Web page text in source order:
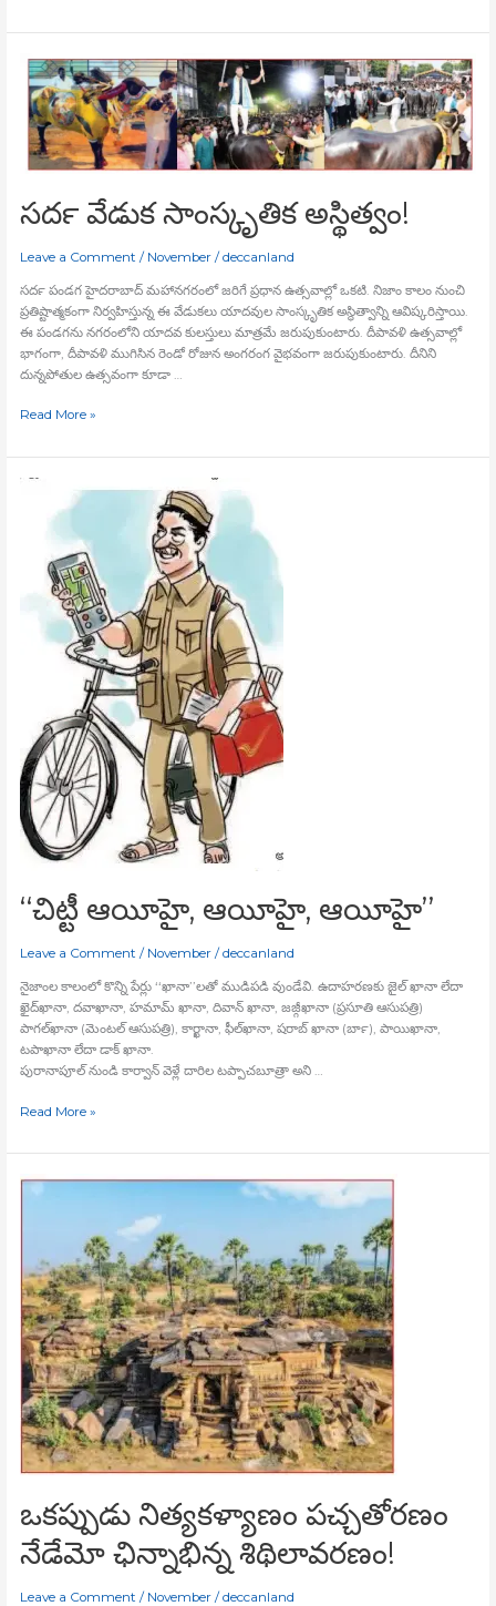
సదర్‍ వేడుక సాంస్కృతిక అస్థిత్వం!
Leave a Comment / November /deccanland
సదర్‍ పండగ హైదరాబాద్‍ మహానగరంలో జరిగే ప్రధాన ఉత్సవాల్లో ఒకటి. నిజాం కాలం నుంచి
ప్రతిష్టాత్మకంగా నిర్వహిస్తున్న ఈ వేడుకలు యాదవుల సాంస్కృతిక అస్థిత్వాన్ని ఆవిష్కరిస్తాయి.
ఈ పండగను నగరంలోని యాదవ కులస్తులు మాత్రమే జరుపుకుంటారు. దీపావళి ఉత్సవాల్లో
భాగంగా, దీపావళి ముగిసిన రెండో రోజున అంగరంగ వైభవంగా జరుపుకుంటారు. దీనిని
దున్నపోతుల ఉత్సవంగా కూడా …
సదర్‍
వేడుక
సాంస్కృతిక
అస్థిత్వం!
Read More »
‘‘చిట్టీ ఆయీహై, ఆయీహై, ఆయీహై’’
Leave a Comment / November /deccanland
నైజాంల కాలంలో కొన్ని పేర్లు ‘‘ఖానా’’లతో ముడిపడి వుండేవి. ఉదాహరణకు జైల్‍ ఖానా లేదా
ఖైద్‍ఖానా, దవాఖానా, హమామ్‍ ఖానా, దివాన్‍ ఖానా, జజ్గీఖానా (ప్రసూతి ఆసుపత్రి)
పాగల్‍ఖానా (మెంటల్‍ ఆసుపత్రి), కార్ఖానా, ఫీల్‍ఖానా, షరాబ్‍ ఖానా (బార్‍), పాయిఖానా,
టపాఖానా లేదా డాక్‍ ఖానా.
పురానాపూల్‍ నుండి కార్వాన్‍ వెళ్లే దారిల టప్పాచబూత్రా అని …
ఆయీహై,
Read More »
ఒకప్పుడు నిత్యకళ్యాణం పచ్చతోరణం
నేడేమో ఛిన్నాభిన్న శిథిలావరణం!
Leave a Comment / November /deccanland
ఒకప్పుడు
ఛిన్నాభిన్న
శిథిలావరణం!